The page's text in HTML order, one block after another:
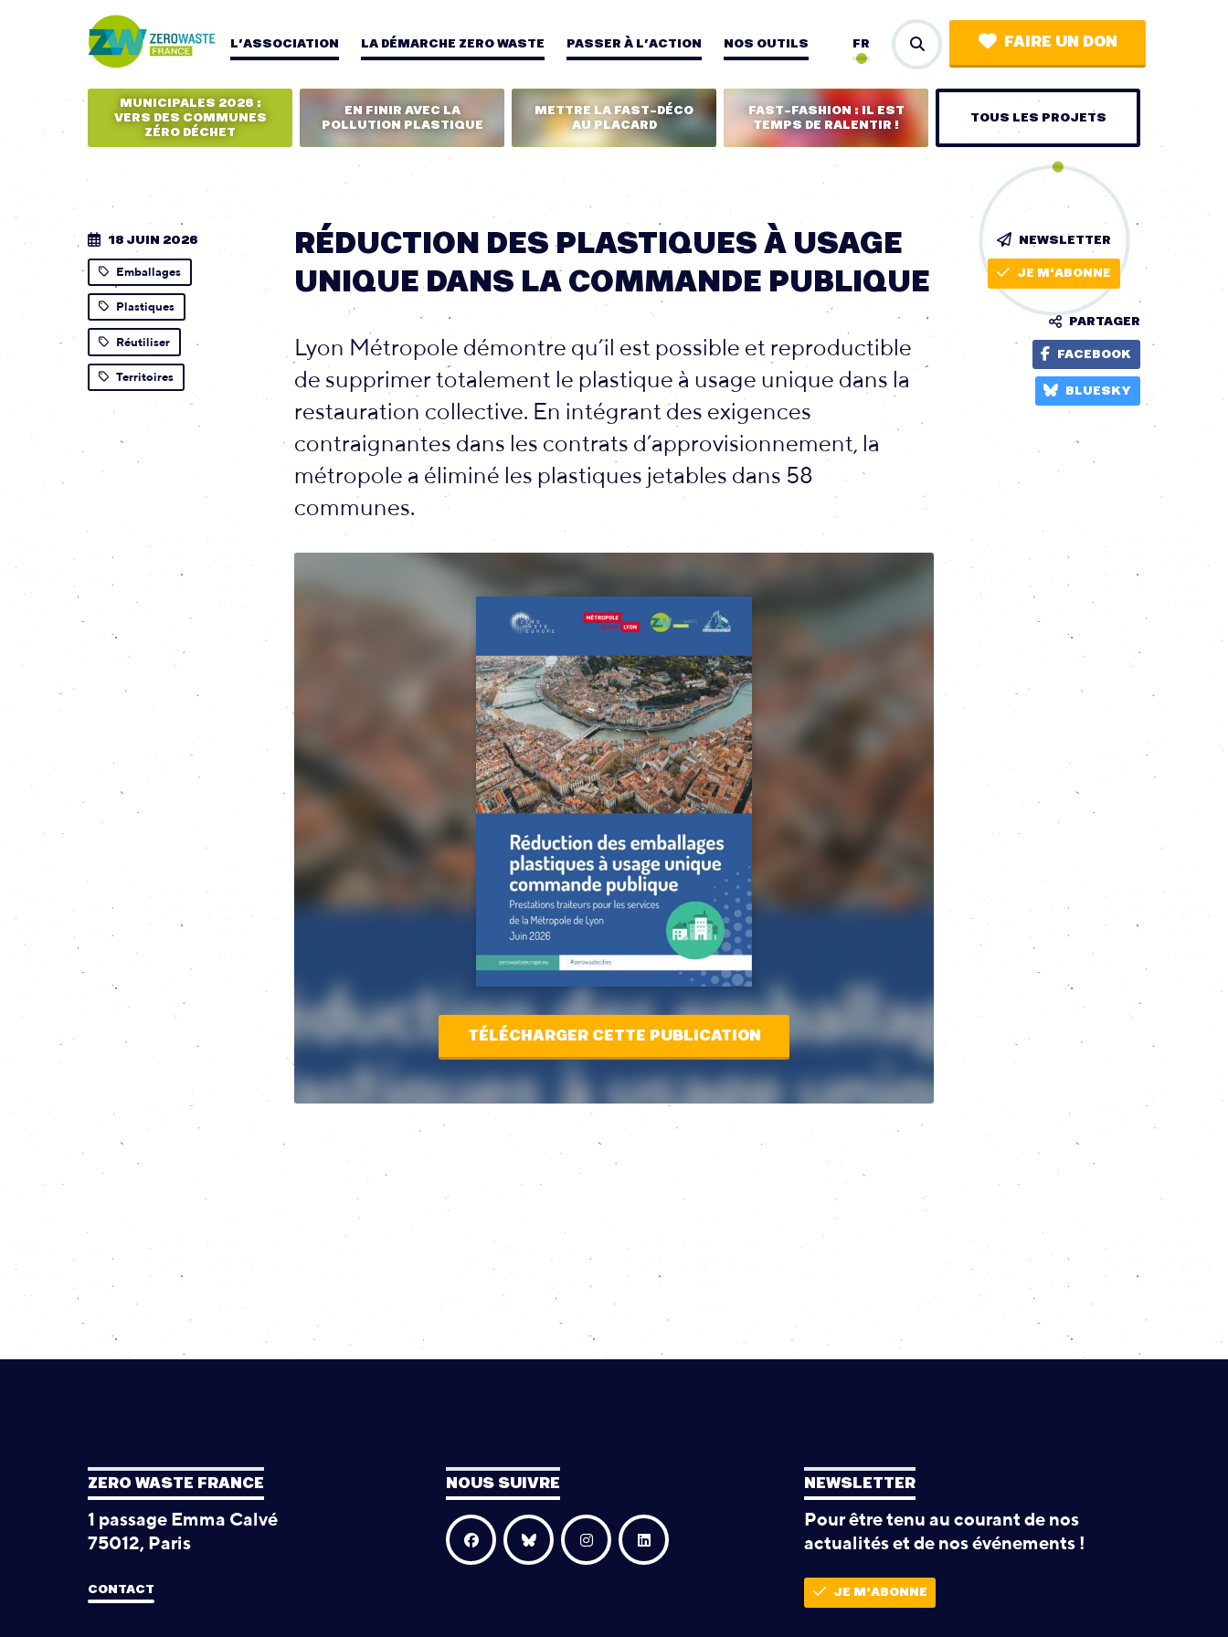
L’ASSOCIATION LA DÉMARCHE ZERO WASTE PASSER À L’ACTION NOS OUTILS FR FAIRE UN DON
MUNICIPALES 2026 :
VERS DES COMMUNES
ZÉRO DÉCHET
EN FINIR AVEC LA
POLLUTION PLASTIQUE
METTRE LA FAST-DÉCO
AU PLACARD
FAST-FASHION : IL EST
TEMPS DE RALENTIR !
TOUS LES PROJETS
18 JUIN 2026
Emballages
Plastiques
Réutiliser
Territoires
RÉDUCTION DES PLASTIQUES À USAGE
UNIQUE DANS LA COMMANDE PUBLIQUE
Lyon Métropole démontre qu’il est possible et reproductible
de supprimer totalement le plastique à usage unique dans la
restauration collective. En intégrant des exigences
contraignantes dans les contrats d’approvisionnement, la
métropole a éliminé les plastiques jetables dans 58
communes.
TÉLÉCHARGER CETTE PUBLICATION
NEWSLETTER
JE M'ABONNE
PARTAGER
FACEBOOK
BLUESKY
ZERO WASTE FRANCE
1 passage Emma Calvé
75012, Paris
CONTACT
NOUS SUIVRE NEWSLETTER
Pour être tenu au courant de nos
actualités et de nos événements !
JE M'ABONNE